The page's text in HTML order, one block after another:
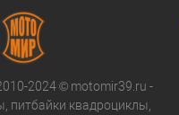
2024 © motomir39.ru -
питбайки квадроциклы,